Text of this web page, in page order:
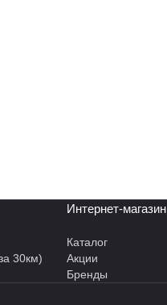
30км)
Интернет-магазин
Каталог
Акции
Бренды